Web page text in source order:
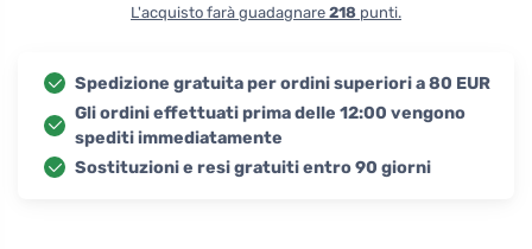
L'acquisto farà guadagnare 218 punti.
Spedizione gratuita per ordini superiori a 80 EUR
Gli ordini effettuati prima delle 12:00 vengono
spediti immediatamente
Sostituzioni e resi gratuiti entro 90 giorni